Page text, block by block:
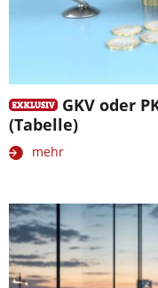
GKV oder
(Tabelle)
mehr